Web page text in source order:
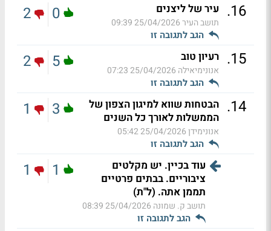
16
. עיר של ליצנים
תושב העיר25/04/2026 09:39
הגב לתגובה זו
0
2
15
. רעיון טוב
אנונימיאילה 25/04/2026 07:23
הגב לתגובה זו
5
2
14
. הבטחות שווא למיגון הצפון של
הממשלות לאורך כל השנים
אנונימידן25/04/2026 05:42
הגב לתגובה זו
3
1
עוד בכיין. יש מקלטים
ציבוריים. בבתים פרטיים
תממן אתה. (ל"ת)
תושב ק. שמונה 25/04/2026 08:39
הגב לתגובה זו
1
1